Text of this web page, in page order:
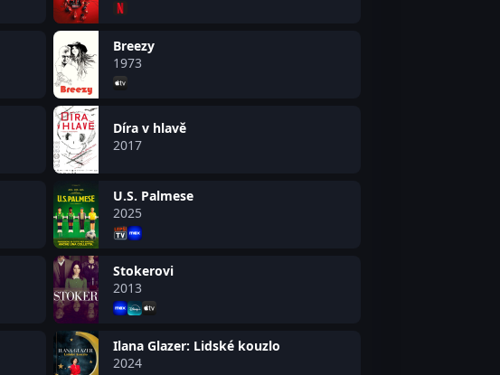
Breezy
1973
Díra v hlavě
2017
U.S. Palmese
2025
Stokerovi
2013
Ilana Glazer: Lidské kouzlo
2024